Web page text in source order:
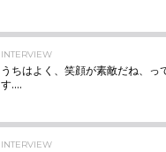
INTERVIEW
うちはよく、笑顔が素敵だね、っ
す....
INTERVIEW